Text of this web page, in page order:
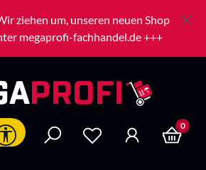
ziehen um, unseren neuen Shop
megaprofi-fachhandel.de +++
Werkzeugleiste anzeigen 0